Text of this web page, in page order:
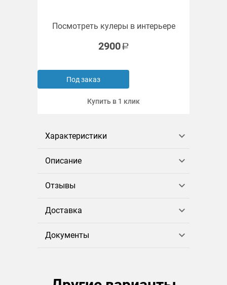
Посмотреть кулеры в интерьере
2900
Под заказ
Купить в 1 клик
Характеристики
Описание
Отзывы
Доставка
Документы